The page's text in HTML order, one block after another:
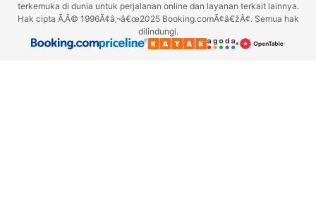
terkemuka di dunia untuk perjalanan online dan layanan terkait lainnya.
Hak cipta Ã‚Â© 1996Ã¢â‚¬â€œ2025 Booking.comÃ¢â€žÂ¢. Semua hak
dilindungi.